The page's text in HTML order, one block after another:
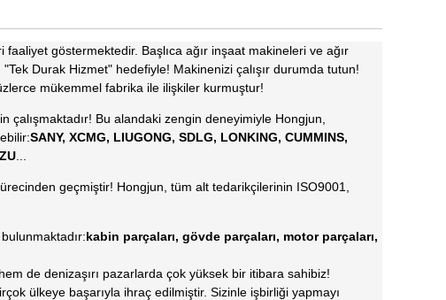
göstermektedir. Başlıca ağır inşaat makineleri ve ağır
Durak Hizmet" hedefiyle! Makinenizi çalışır durumda tutun!
mükemmel fabrika ile ilişkiler kurmuştur!
çalışmaktadır! Bu alandaki zengin deneyimiyle Hongjun,
SANY, XCMG, LIUGONG, SDLG, LONKING, CUMMINS,
geçmiştir! Hongjun, tüm alt tedarikçilerinin ISO9001,
kabin parçaları, gövde parçaları, motor parçaları,
de denizaşırı pazarlarda çok yüksek bir itibara sahibiz!
ülkeye başarıyla ihraç edilmiştir. Sizinle işbirliği yapmayı